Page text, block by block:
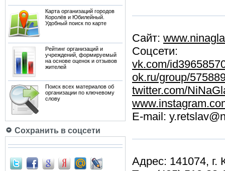
Карта организаций городов
Королёв и Юбилейный.
Удобный поиск по карте
Рейтинг организаций и
учреждений, формируемый
на основе оценок и отзывов
жителей
Поиск всех материалов об
организации по ключевому
слову
Сохранить в соцсети
Сайт:
Соцсети:
vk.com/
ok.ru/group/
twitter.com/
E-mail:
Адрес: 141074, г.